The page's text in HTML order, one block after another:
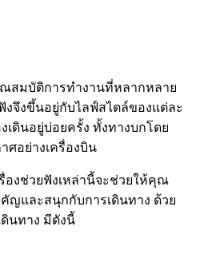
สมบัติการทำงานที่หลากหลาย
งจึงขึ้นอยู่กับไลฟ์สไตล์ของแต่ละ
ดินอยู่บ่อยครั้ง ทั้งทางบกโดย
ศอย่างเครื่องบิน
งช่วยฟังเหล่านี้จะช่วยให้คุณ
ญและสนุกกับการเดินทาง ด้วย
นทาง มีดังนี้